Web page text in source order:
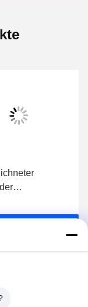
5011 der